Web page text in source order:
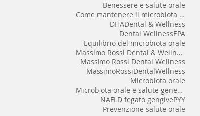
Benessere e salute orale
Come mantenere il microbiota orale sano
DHADental & Wellness
Dental WellnessEPA
Equilibrio del microbiota orale
Massimo Rossi Dental & Wellness
Massimo Rossi Dental Wellness
MassimoRossiDentalWellness
Microbiota orale
Microbiota orale e salute generale
NAFLD fegato gengivePYY
Prevenzione salute orale